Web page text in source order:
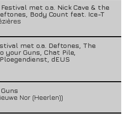
met o.a. Nick Cave & the
Body Count feat. Ice-T
met o.a. Deftones, The
your Guns, Chat Pile,
dEUS
Nor (Heerlen))